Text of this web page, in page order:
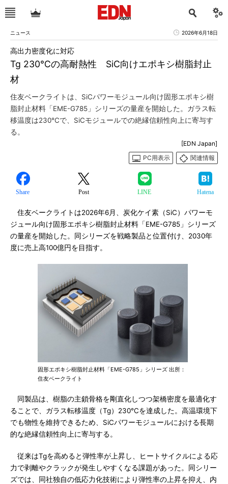
ニュース 2026年6月18日
Tg 230℃の高耐熱性 SiC向けエポキシ樹脂封止
材
高出力密度化に対応
住友ベークライトは、SiCパワーモジュール向け固形エポキシ樹
脂封止材料「EME-G785」シリーズの量産を開始した。ガラス転
移温度は230℃で、SiCモジュールでの絶縁信頼性向上に寄与す
る。
[EDN Japan]
PC用表示
関連情報
Share Post LINE Hatena
住友ベークライトは2026年6月、炭化ケイ素（SiC）パワーモ
ジュール向け固形エポキシ樹脂封止材料「EME-G785」シリーズ
の量産を開始した。同シリーズを戦略製品と位置付け、2030年
度に売上高100億円を目指す。
固形エポキシ樹脂封止材料「EME-G785」シリーズ 出所：
住友ベークライト
同製品は、樹脂の主鎖骨格を剛直化しつつ架橋密度を最適化す
ることで、ガラス転移温度（Tg）230℃を達成した。高温環境下
でも物性を維持できるため、SiCパワーモジュールにおける長期
的な絶縁信頼性向上に寄与する。
従来はTgを高めると弾性率が上昇し、ヒートサイクルによる応
力で剥離やクラックが発生しやすくなる課題があった。同シリー
ズでは、同社独自の低応力化技術により弾性率の上昇を抑え、内